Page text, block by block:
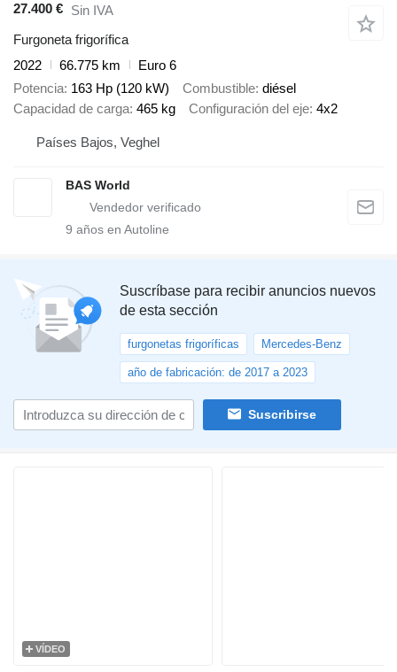
27.400 € Sin IVA
Furgoneta frigorífica
2022
66.775 km
Euro 6
Potencia 163 Hp (120 kW) Combustible diésel
Capacidad de carga 465 kg Configuración del eje 4x2
Países Bajos, Veghel
BAS World
9 años en Autoline
Suscríbase para recibir anuncios nuevos
de esta sección
furgonetas frigoríficas Mercedes-Benz
año de fabricación: de 2017 a 2023
Suscribirse
VÍDEO